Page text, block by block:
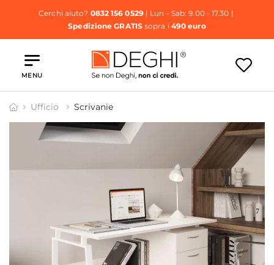
Cerchi aiuto? 0832 156 0529| Lun - Sab: 9.00 - 17.30 |
Spedizione GRATISsopra i 490 euro
MENU
Ufficio Scrivanie